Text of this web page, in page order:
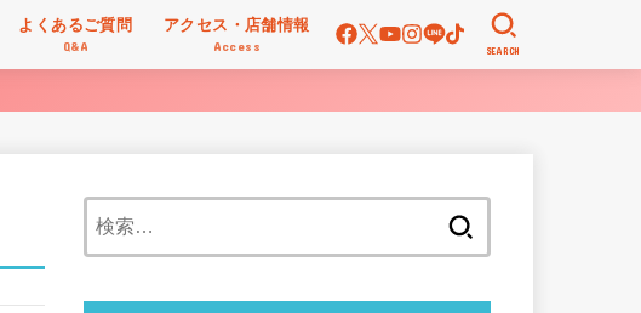
よくあるご質問
Q&A
アクセス・店舗情報
Access SEARCH